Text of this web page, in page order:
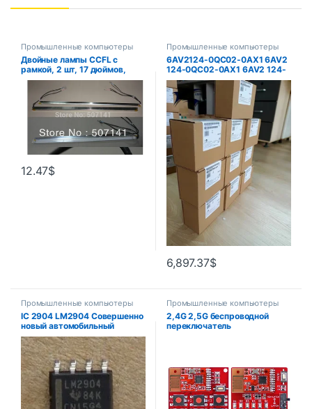
Промышленные компьютеры
Двойные лампы CCFL с
рамкой, 2 шт, 17 дюймов,
Подсветка ЖК-дисплея с
корпусом, CCFL с крышкой,
CCFL: 355 мм X2, 4, рамка:
мм x 7 мм
12.47$
Промышленные компьютеры
6AV2124-0QC02-0AX1 6AV2
124-0QC02-0AX1 6AV2 124-
0QC02-0AX0 СЕНСОРНЫЙ
ЭКРАН HMI 15 ДЮЙМОВ
6,897.37$
Промышленные компьютеры
IC 2904 LM2904 Совершенно
новый автомобильный
электронный чип
Промышленные компьютеры
2,4G 2,5G беспроводной
переключатель
передатчика без
программирования для DIY
встроенная кнопка пары